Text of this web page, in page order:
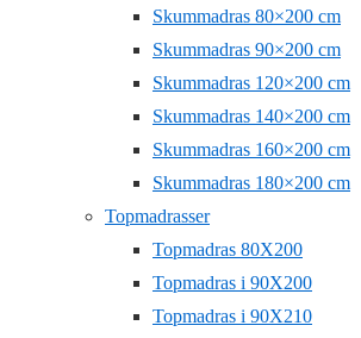
Skummadras 80×200 cm
Skummadras 90×200 cm
Skummadras 120×200 cm
Skummadras 140×200 cm
Skummadras 160×200 cm
Skummadras 180×200 cm
Topmadrasser
Topmadras 80X200
Topmadras i 90X200
Topmadras i 90X210